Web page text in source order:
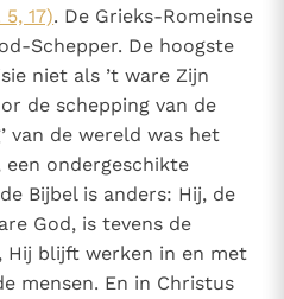
17). De Grieks-Romeinse
Schepper. De hoogste
niet als ’t ware Zijn
de schepping van de
van de wereld was het
ondergeschikte
Bijbel is anders: Hij, de
God, is tevens de
Hij blijft werken in en met
mensen. En in Christus